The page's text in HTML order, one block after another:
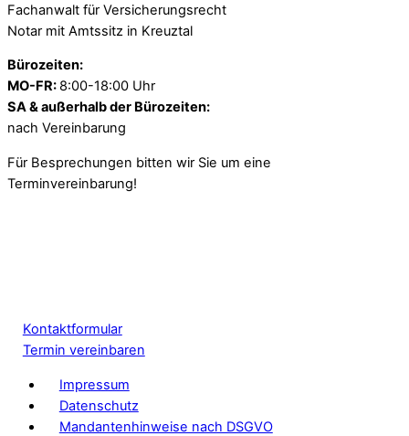
Fachanwalt für Versicherungsrecht
Notar mit Amtssitz in Kreuztal
Bürozeiten:
MO-FR: 8:00-18:00 Uhr
SA & außerhalb der Bürozeiten:
nach Vereinbarung
Für Besprechungen bitten wir Sie um eine
Terminvereinbarung!
Kontaktformular
Termin vereinbaren
Impressum
Datenschutz
Mandantenhinweise nach DSGVO